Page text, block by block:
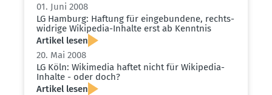
01. Juni 2008
LG Hamburg: Haftung für einge­bundene, rechts­
widrige Wikipedia-Inhalte erst ab Kenntnis
Artikel lesen
20. Mai 2008
LG Köln: Wikimedia haftet nicht für Wikipedia-
Inhalte - oder doch?
Artikel lesen